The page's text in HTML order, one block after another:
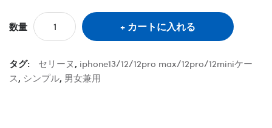
数量 カートに入れる
タグ: セリーヌ, iphone13/12/12pro max/12pro/12miniケー
ス, シンプル, 男女兼用